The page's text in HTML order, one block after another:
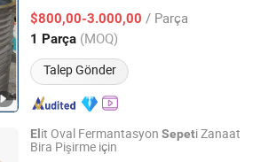
$800,00-3.000,00 / Parça
1 Parça (MOQ)
Talep Gönder
Fiyat 2026
Elit Oval Fermantasyon Sepeti Zanaat
Bira Pişirme için
Sources Co., Ltd.